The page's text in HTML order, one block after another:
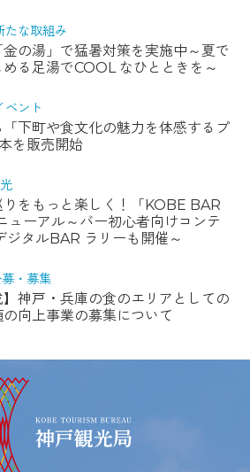
たな取組み
の湯」で猛暑対策を実施中～夏で
る足湯でCOOL なひとときを～
ベント
下町や食文化の魅力を体感するプ
を販売開始
をもっと楽しく！「KOBE BAR
ューアル～バー初心者向けコンテ
ジタルBAR ラリーも開催～
・募集
】神戸・兵庫の食のエリアとしての
の向上事業の募集について